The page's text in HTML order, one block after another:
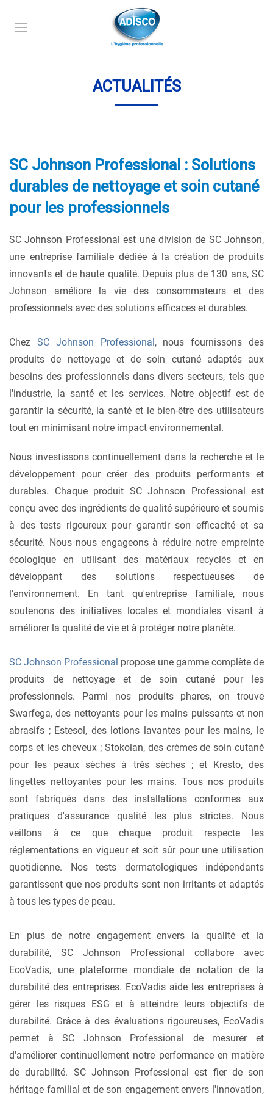
ACTUALITÉS
SC Johnson Professional : Solutions
durables de nettoyage et soin cutané
pour les professionnels
SC Johnson Professional est une division de SC Johnson,
une entreprise familiale dédiée à la création de produits
innovants et de haute qualité. Depuis plus de 130 ans, SC
Johnson améliore la vie des consommateurs et des
professionnels avec des solutions efficaces et durables.
Chez SC Johnson Professional, nous fournissons des
produits de nettoyage et de soin cutané adaptés aux
besoins des professionnels dans divers secteurs, tels que
l'industrie, la santé et les services. Notre objectif est de
garantir la sécurité, la santé et le bien-être des utilisateurs
tout en minimisant notre impact environnemental.
Nous investissons continuellement dans la recherche et le
développement pour créer des produits performants et
durables. Chaque produit SC Johnson Professional est
conçu avec des ingrédients de qualité supérieure et soumis
à des tests rigoureux pour garantir son efficacité et sa
sécurité. Nous nous engageons à réduire notre empreinte
écologique en utilisant des matériaux recyclés et en
développant des solutions respectueuses de
l'environnement. En tant qu'entreprise familiale, nous
soutenons des initiatives locales et mondiales visant à
améliorer la qualité de vie et à protéger notre planète.
SC Johnson Professional propose une gamme complète de
produits de nettoyage et de soin cutané pour les
professionnels. Parmi nos produits phares, on trouve
Swarfega, des nettoyants pour les mains puissants et non
abrasifs ; Estesol, des lotions lavantes pour les mains, le
corps et les cheveux ; Stokolan, des crèmes de soin cutané
pour les peaux sèches à très sèches ; et Kresto, des
lingettes nettoyantes pour les mains. Tous nos produits
sont fabriqués dans des installations conformes aux
pratiques d'assurance qualité les plus strictes. Nous
veillons à ce que chaque produit respecte les
réglementations en vigueur et soit sûr pour une utilisation
quotidienne. Nos tests dermatologiques indépendants
garantissent que nos produits sont non irritants et adaptés
à tous les types de peau.
En plus de notre engagement envers la qualité et la
durabilité, SC Johnson Professional collabore avec
EcoVadis, une plateforme mondiale de notation de la
durabilité des entreprises. EcoVadis aide les entreprises à
gérer les risques ESG et à atteindre leurs objectifs de
durabilité. Grâce à des évaluations rigoureuses, EcoVadis
permet à SC Johnson Professional de mesurer et
d'améliorer continuellement notre performance en matière
de durabilité. SC Johnson Professional est fier de son
héritage familial et de son engagement envers l'innovation,